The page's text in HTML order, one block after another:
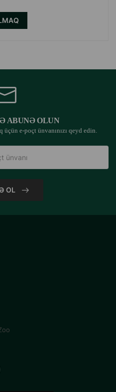
ABUNƏ OLUN
e-poçt ünvanınızı qeyd edin.
OL